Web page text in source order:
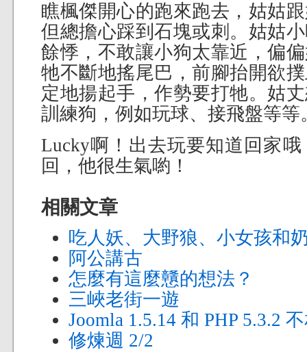
瞧楓傑開心的跑來跑去，姑姑
但總擔心踩到石塊或刺。姑姑
餘悸，不敢讓小狗太靠近，偏
牠不斷地搖尾巴，前腳抬開欲
定地揚起手，作勢要打牠。姑
訓練狗，例如玩球、接飛盤等等
Lucky啊！出去玩要知道回家
回，他很生氣喲！
相關文章
吃人妖、大野狼、小女孩和
阿公講古
怎麼有這麼戇的想法？
三峽老街一遊
Joomla 1.5.14 和 PHP 5.3.2
修煉週 2/2